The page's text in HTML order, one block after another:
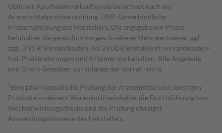
Üblicher Apothekenverkaufspreis berechnet nach der
Arzneimittelpreisverordnung. UVP: Unverbindliche
Preisempfehlung des Herstellers. Die angegebenen Preise
beinhalten die gesetzlich vorgeschriebene Mehrwertsteuer, ggf.
zzgl. 3,95 € Versandkosten. Ab 29,00 € Bestell­wert versand­kosten­
frei. Preisänderungen und Irrtümer vorbehalten. Alle Angebote
und Gratis-Beigaben nur solange der Vorrat reicht.
1 Eine pharmazeutische Prüfung der Arzneimittel und sonstigen
Produkte in deinem Warenkorb beinhaltet die Durchführung von
Wechselwirkungschecks und die Prüfung etwaiger
Anwendungshinweise des Herstellers.